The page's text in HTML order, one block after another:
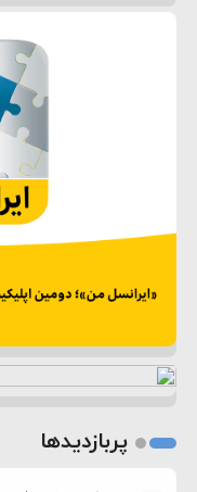
پربازدیدها